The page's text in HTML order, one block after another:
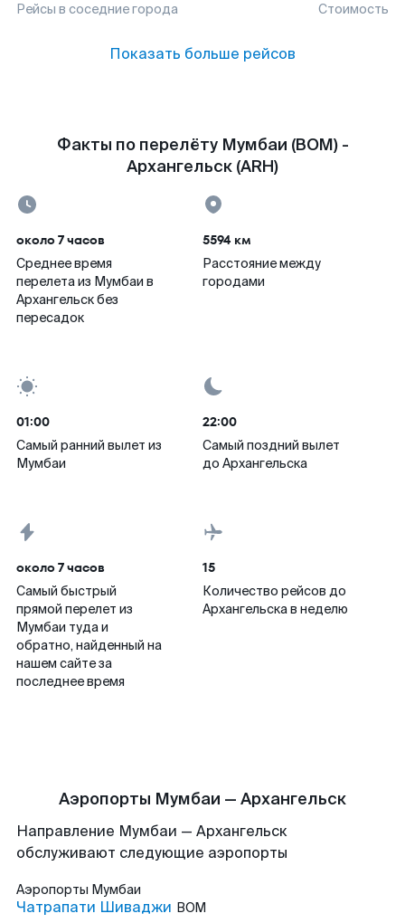
Рейсы в соседние города Стоимость
Показать больше рейсов
Факты по перелёту Мумбаи (BOM) -
Архангельск (ARH)
около 7 часов
Среднее время
перелета из Мумбаи в
Архангельск без
пересадок
5594 км
Расстояние между
городами
01:00
Самый ранний вылет из
Мумбаи
22:00
Самый поздний вылет
до Архангельска
около 7 часов
Самый быстрый
прямой перелет из
Мумбаи туда и
обратно, найденный на
нашем сайте за
последнее время
15
Количество рейсов до
Архангельска в неделю
Аэропорты Мумбаи — Архангельск
Направление Мумбаи — Архангельск
обслуживают следующие аэропорты
Аэропорты Мумбаи
Чатрапати Шиваджи BOM